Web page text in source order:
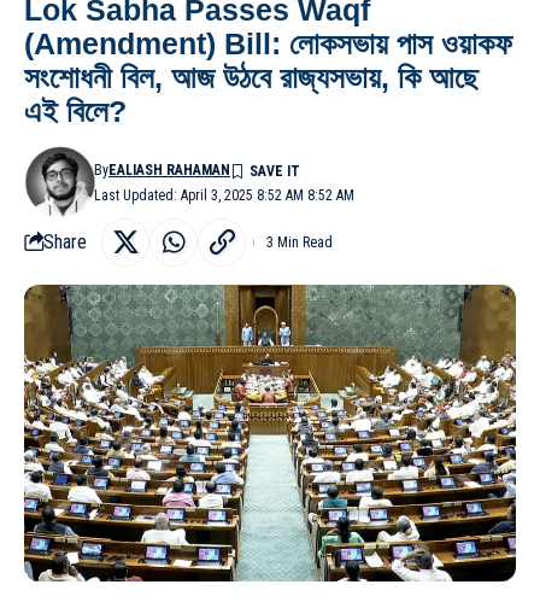
Lok Sabha Passes Waqf
(Amendment) Bill: লোকসভায় পাস ওয়াকফ
সংশোধনী বিল, আজ উঠবে রাজ্যসভায়, কি আছে
এই বিলে?
Last Updated: April 3, 2025 8:52 AM 8:52 AM
ByEALIASH RAHAMAN
Share 3 Min Read